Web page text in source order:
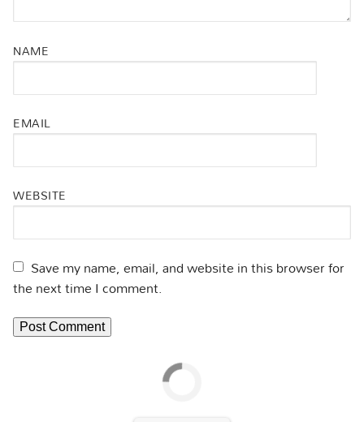
NAME
EMAIL
WEBSITE
Save my name, email, and website in this browser for
the next time I comment.